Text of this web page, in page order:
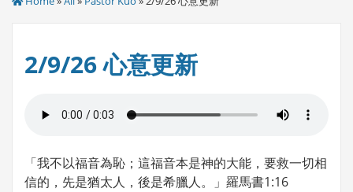
2/9/26 心意更新
「我不以福音為恥；這福音本是神的大能，要救一切相
信的，先是猶太人，後是希臘人。」羅馬書1:16